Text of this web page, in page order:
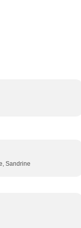
Sandrine